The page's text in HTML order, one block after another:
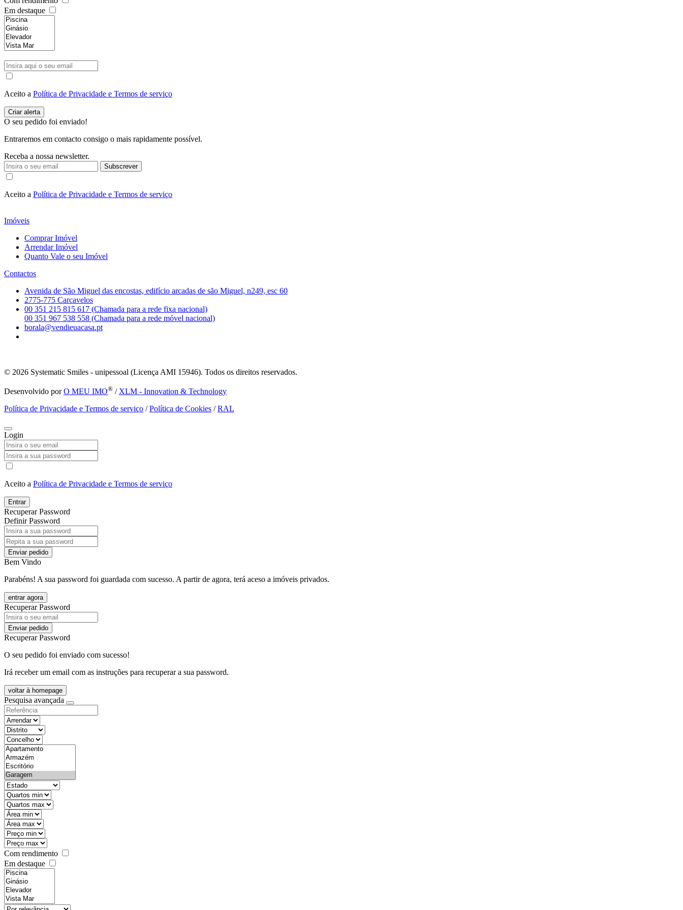
Em destaque
Aceito a Política de Privacidade e Termos de serviço
O seu pedido foi enviado!
Entraremos em contacto consigo o mais rapidamente possível.
Receba a nossa newsletter.
Subscrever
Aceito a Política de Privacidade e Termos de serviço
Imóveis
Comprar Imóvel
Arrendar Imóvel
Quanto Vale o seu Imóvel
Contactos
Avenida de São Miguel das encostas, edifício arcadas de são Miguel, n249, esc 60
2775-775 Carcavelos
00 351 215 815 617 (Chamada para a rede fixa nacional)
00 351 967 538 558 (Chamada para a rede móvel nacional)
borala@vendieuacasa.pt
© 2026 Systematic Smiles - unipessoal (Licença AMI 15946). Todos os direitos reservados.
Desenvolvido porO MEU IMO® / XLM - Innovation & Technology
Política de Privacidade e Termos de serviço /Política de Cookies /RAL
Login
Aceito a Política de Privacidade e Termos de serviço
Entrar
Recuperar Password
Definir Password
Enviar pedido
Bem Vindo
Parabéns! A sua password foi guardada com sucesso. A partir de agora, terá aceso a imóveis privados.
entrar agora
Recuperar Password
Enviar pedido
Recuperar Password
O seu pedido foi enviado com sucesso!
Irá receber um email com as instruções para recuperar a sua password.
voltar à homepage
Pesquisa avançada
objective
districtId
countyId
types
state
mintypo
maxtypo
minarea
maxarea
minprice
maxprice
Com rendimento
Em destaque
features